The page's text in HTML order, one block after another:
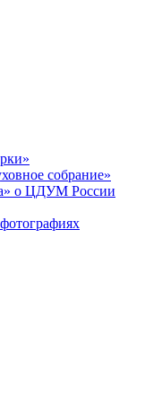
собрание»
о ЦДУМ России